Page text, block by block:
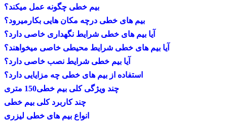
بیم خطی چگونه عمل میکند؟
بیم های خطی درچه مکان هایی بکارمیرود؟
آیا بیم های خطی شرایط نگهداری خاصی دارد؟
آیا بیم های خطی شرایط محیطی خاصی میخواهند؟
آیا بیم خطی شرایط نصب خاصی دارد؟
استفاده از بیم های خطی چه مزایایی دارد؟
چند کاربرد کلی بیم خطی
انواع بیم های خطی لیزری